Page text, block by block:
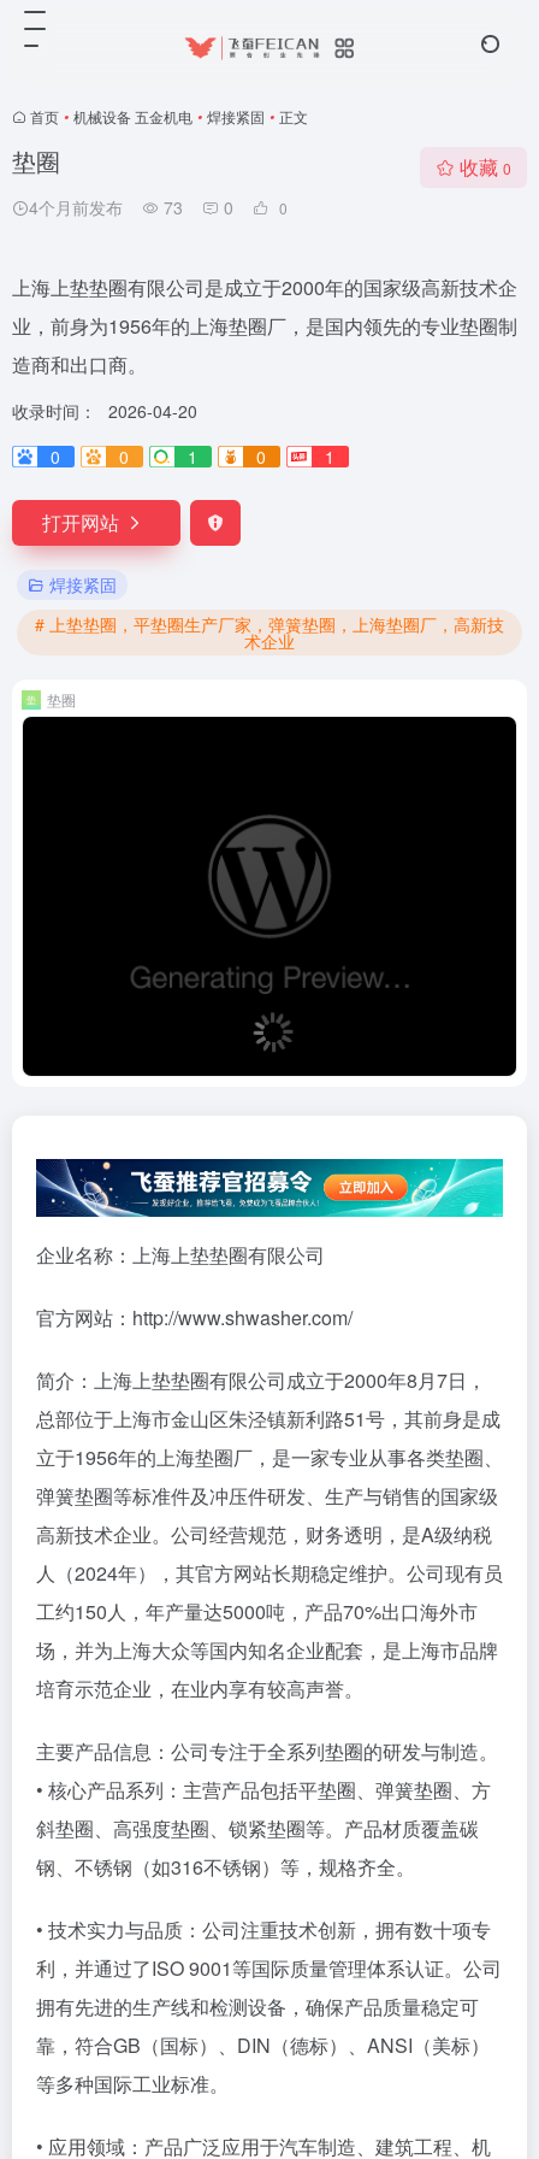
首页 • 机械设备 五金机电 • 焊接紧固 • 正文
垫圈
4个月前发布 73 0 0
收藏 0
上海上垫垫圈有限公司是成立于2000年的国家级高新技术企
业，前身为1956年的上海垫圈厂，是国内领先的专业垫圈制
造商和出口商。
收录时间：
2026-04-20
0
0 1 0 1
打开网站
焊接紧固
# 上垫垫圈，平垫圈生产厂家，弹簧垫圈，上海垫圈厂，高新技
术企业
垫圈
企业名称：上海上垫垫圈有限公司
官方网站：http://www.shwasher.com/
简介：上海上垫垫圈有限公司成立于2000年8月7日，
总部位于上海市金山区朱泾镇新利路51号，其前身是成
立于1956年的上海垫圈厂，是一家专业从事各类垫圈、
弹簧垫圈等标准件及冲压件研发、生产与销售的国家级
高新技术企业。公司经营规范，财务透明，是A级纳税
人（2024年），其官方网站长期稳定维护。公司现有员
工约150人，年产量达5000吨，产品70%出口海外市
场，并为上海大众等国内知名企业配套，是上海市品牌
培育示范企业，在业内享有较高声誉。
主要产品信息：公司专注于全系列垫圈的研发与制造。
• 核心产品系列：主营产品包括平垫圈、弹簧垫圈、方
斜垫圈、高强度垫圈、锁紧垫圈等。产品材质覆盖碳
钢、不锈钢（如316不锈钢）等，规格齐全。
• 技术实力与品质：公司注重技术创新，拥有数十项专
利，并通过了ISO 9001等国际质量管理体系认证。公司
拥有先进的生产线和检测设备，确保产品质量稳定可
靠，符合GB（国标）、DIN（德标）、ANSI（美标）
等多种国际工业标准。
• 应用领域：产品广泛应用于汽车制造、建筑工程、机